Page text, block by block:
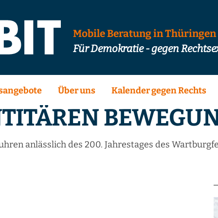
Mobile Beratung in Thüringen
Für Demokratie - gegen
Über uns Kalender gegen Rechts
anlässlich des 200. Jahrestages des